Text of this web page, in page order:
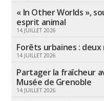
« In Other Worlds »,
esprit animal
14 JUILLET 2026
Forêts urbaines :
14 JUILLET 2026
Partager la fraîcheur
Musée de Grenoble
14 JUILLET 2026